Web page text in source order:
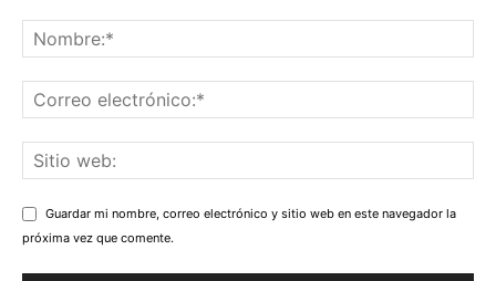
Guardar mi nombre, correo electrónico y sitio web en este navegador la
próxima vez que comente.